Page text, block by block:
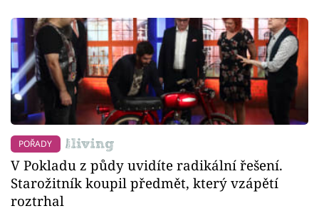
POŘADY
V Pokladu z půdy uvidíte radikální řešení.
Starožitník koupil předmět, který vzápětí
roztrhal